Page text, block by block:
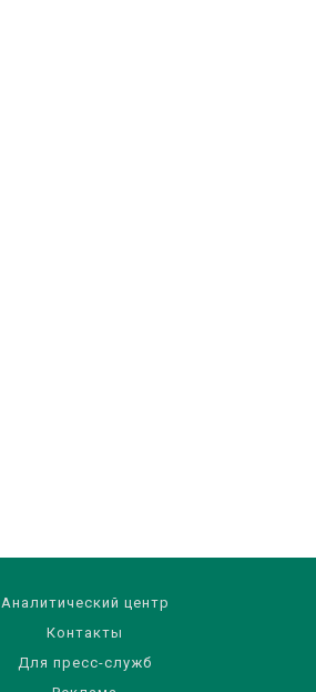
Аналитический центр
Контакты
Для пресс-служб